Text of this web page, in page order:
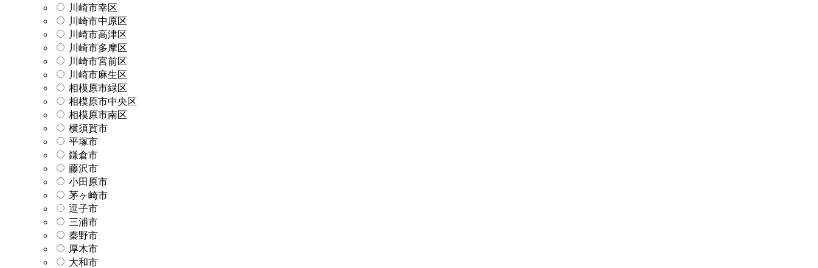
川崎市幸区
川崎市中原区
川崎市高津区
川崎市多摩区
川崎市宮前区
川崎市麻生区
相模原市緑区
相模原市中央区
相模原市南区
横須賀市
平塚市
鎌倉市
藤沢市
小田原市
茅ヶ崎市
逗子市
三浦市
秦野市
厚木市
大和市